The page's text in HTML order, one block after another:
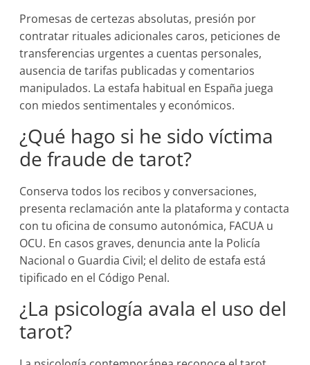
Promesas de certezas absolutas, presión por
contratar rituales adicionales caros, peticiones de
transferencias urgentes a cuentas personales,
ausencia de tarifas publicadas y comentarios
manipulados. La estafa habitual en España juega
con miedos sentimentales y económicos.
¿Qué hago si he sido víctima
de fraude de tarot?
Conserva todos los recibos y conversaciones,
presenta reclamación ante la plataforma y contacta
con tu oficina de consumo autonómica, FACUA u
OCU. En casos graves, denuncia ante la Policía
Nacional o Guardia Civil; el delito de estafa está
tipificado en el Código Penal.
¿La psicología avala el uso del
tarot?